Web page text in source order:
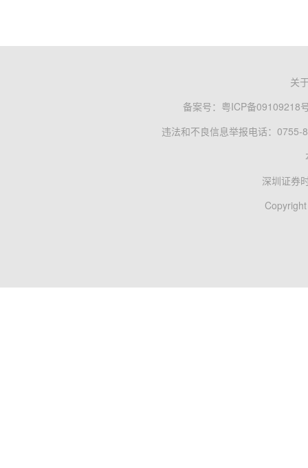
关
备案号： 粤ICP备09109218
违法和不良信息举报电话：0755-
深圳证券